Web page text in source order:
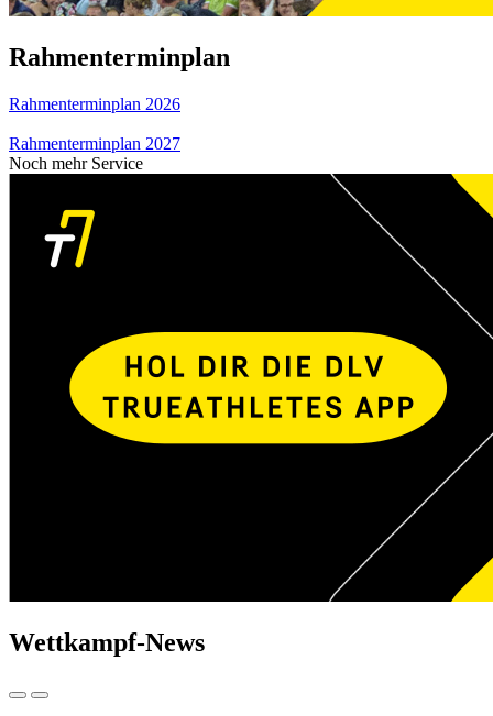
Rahmenterminplan
Rahmenterminplan 2026
Rahmenterminplan 2027
Noch mehr Service
Wettkampf-News